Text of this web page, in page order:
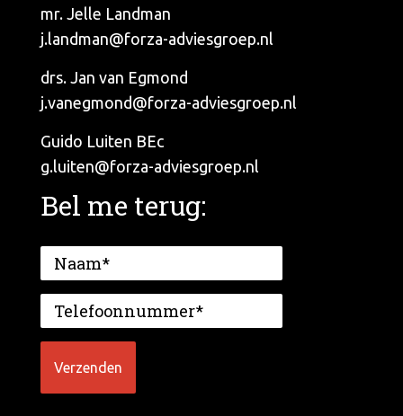
mr. Jelle Landman
j.landman@forza-adviesgroep.nl
drs. Jan van Egmond
j.vanegmond@forza-adviesgroep.nl
Guido Luiten BEc
g.luiten@forza-adviesgroep.nl
Bel me terug: